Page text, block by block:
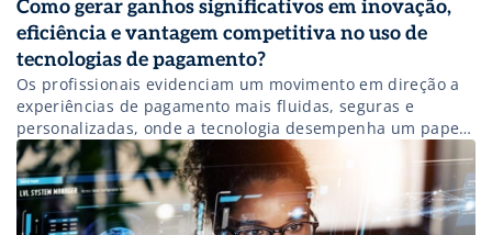
Como gerar ganhos significativos em inovação,
eficiência e vantagem competitiva no uso de
tecnologias de pagamento?
Os profissionais evidenciam um movimento em direção a
experiências de pagamento mais fluidas, seguras e
personalizadas, onde a tecnologia desempenha um papel
fundamental.